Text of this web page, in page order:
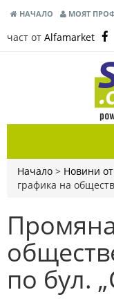
НАЧАЛО МОЯТ
част от Alfamarket
Начало > Новини
графика на
по бул.